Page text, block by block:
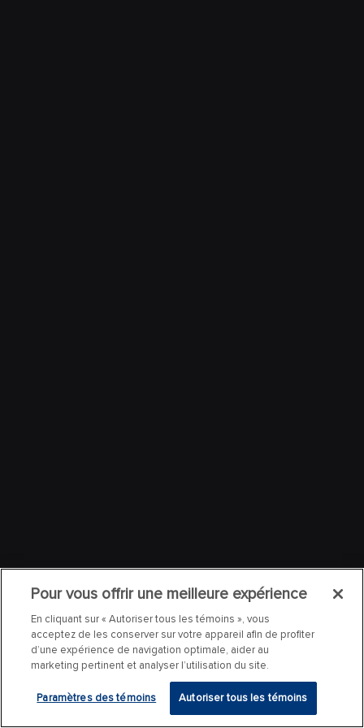
Pour vous offrir une meilleure expérience
En cliquant sur « Autoriser tous les témoins », vous
acceptez de les conserver sur votre appareil afin de profiter
d’une expérience de navigation optimale, aider au
marketing pertinent et analyser l’utilisation du site.
Paramètres des témoins Autoriser tous les témoins